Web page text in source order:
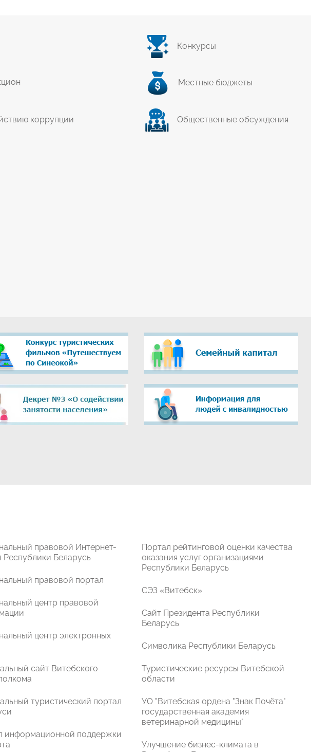
коррупции
Конкурсы
Местные бюджеты
Общественные обсуждения
правовой Интернет-
Республики Беларусь
правовой портал
центр правовой
центр электронных
сайт Витебского
туристический портал
информационной поддержки
Портал рейтинговой оценки качества
оказания услуг организациями
Республики Беларусь
СЭЗ «Витебск»
Сайт Президента Республики
Беларусь
Символика Реcпублики Беларусь
Туристические ресурсы Витебской
области
УО "Витебская ордена "Знак Почёта"
государственная академия
ветеринарной медицины"
Улучшение бизнес-климата в